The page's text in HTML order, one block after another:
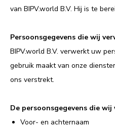
van BIPV.world B.V. Hij is te
Persoonsgegevens die wij
BIPV.world B.V. verwerkt uw
gebruik maakt van onze
ons verstrekt.
De persoonsgegevens die wij
Voor- en achternaam